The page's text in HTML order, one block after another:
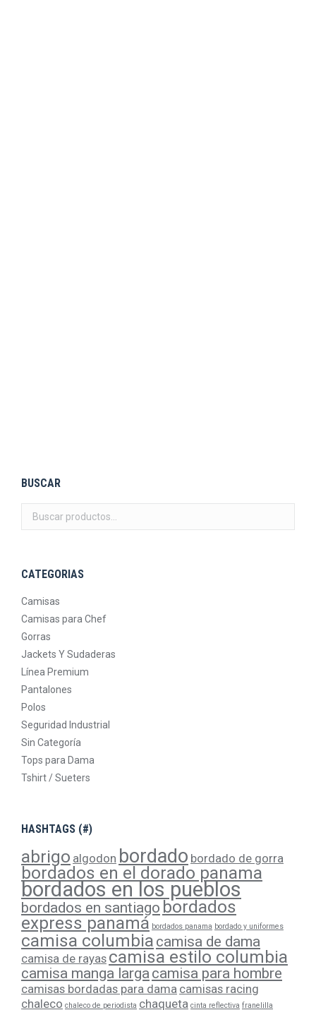
BUSCAR
CATEGORIAS
Camisas
Camisas para Chef
Gorras
Jackets Y Sudaderas
Línea Premium
Pantalones
Polos
Seguridad Industrial
Sin Categoría
Tops para Dama
Tshirt / Sueters
HASHTAGS (#)
abrigo algodon bordado bordado de gorra
bordados en el dorado panama
bordados en los pueblos
bordados en santiago bordados
express panamá bordados panama bordado y uniformes
camisa columbia camisa de dama
camisa de rayas camisa estilo columbia
camisa manga larga camisa para hombre
camisas bordadas para dama camisas racing
chaleco chaleco de periodista chaqueta cinta reflectiva franelilla